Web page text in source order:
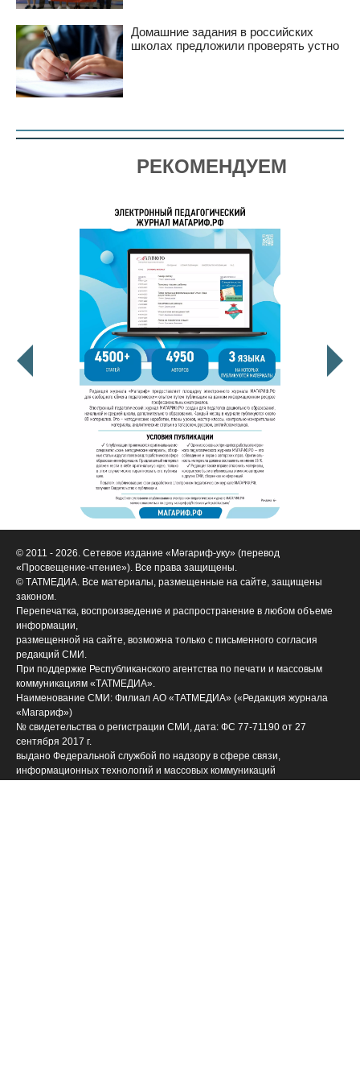
Домашние задания в российских
школах предложили проверять устно
РЕКОМЕНДУЕМ
© 2011 - 2026. Сетевое издание «Мәгариф-уку» (перевод
«Просвещение-чтение»). Все права защищены.
© ТАТМЕДИА. Все материалы, размещенные на сайте, защищены
законом.
Перепечатка, воспроизведение и распространение в любом объеме
информации,
размещенной на сайте, возможна только с письменного согласия
редакций СМИ.
При поддержке Республиканского агентства по печати и массовым
коммуникациям «ТАТМЕДИА».
Наименование СМИ: Филиал АО «ТАТМЕДИА» («Редакция журнала
«Магариф»)
№ свидетельства о регистрации СМИ, дата: ФС 77-71190 от 27
сентября 2017 г.
выдано Федеральной службой по надзору в сфере связи,
информационных технологий и массовых коммуникаций